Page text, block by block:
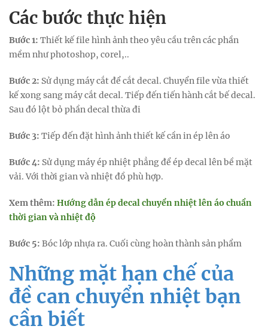
Các bước thực hiện
Bước 1: Thiết kế file hình ảnh theo yêu cầu trên các phần
mềm như photoshop, corel,..
Bước 2: Sử dụng máy cắt để cắt decal. Chuyển file vừa thiết
kế xong sang máy cắt decal. Tiếp đến tiến hành cắt bế decal.
Sau đó lột bỏ phần decal thừa đi
Bước 3: Tiếp đến đặt hình ảnh thiết kế cần in ép lên áo
Bước 4: Sử dụng máy ép nhiệt phẳng để ép decal lên bề mặt
vải. Với thời gian và nhiệt đồ phù hợp.
Xem thêm: Hướng dẫn ép decal chuyển nhiệt lên áo chuẩn
thời gian và nhiệt độ
Bước 5: Bóc lớp nhựa ra. Cuối cùng hoàn thành sản phẩm
Những mặt hạn chế của
đề can chuyển nhiệt bạn
cần biết